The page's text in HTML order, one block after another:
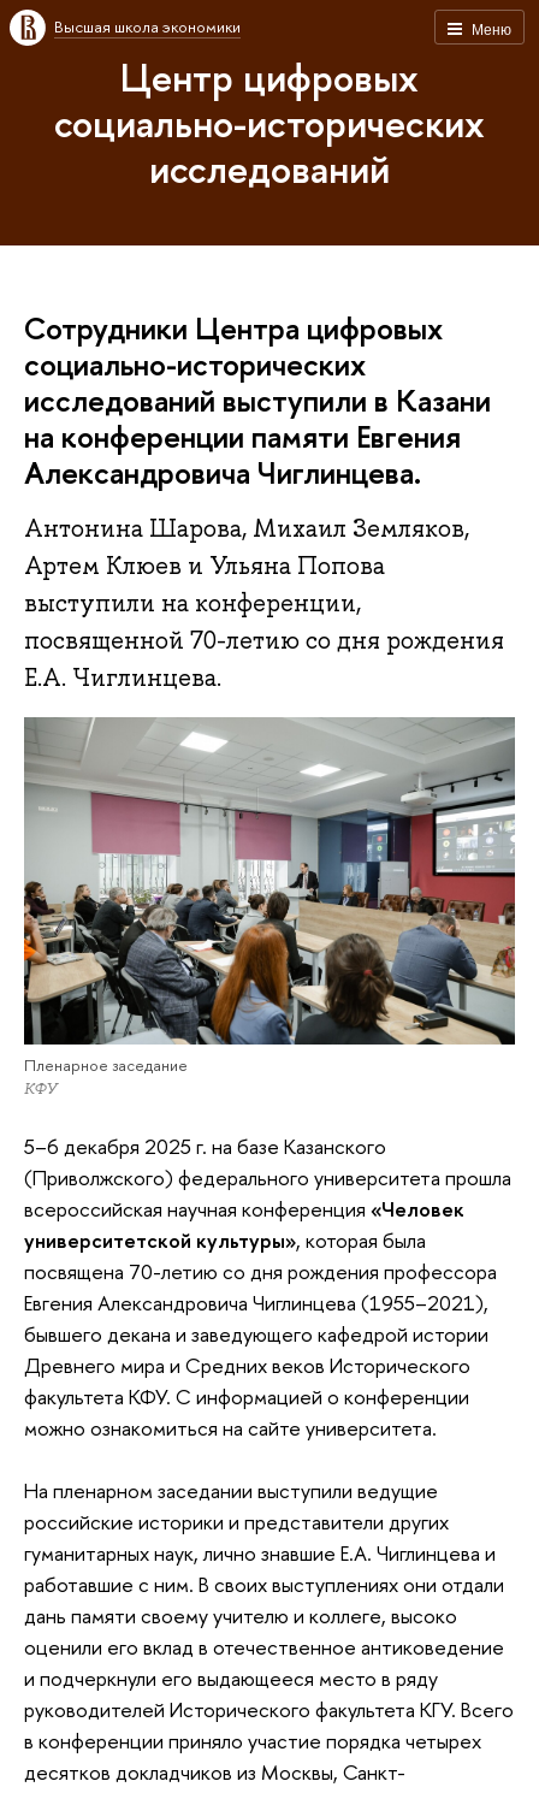
Меню
Высшая школа экономики
Центр цифровых
социально-исторических
исследований
Сотрудники Центра цифровых
социально-исторических
исследований выступили в Казани
на конференции памяти Евгения
Александровича Чиглинцева.
Антонина Шарова, Михаил Земляков,
Артем Клюев и Ульяна Попова
выступили на конференции,
посвященной 70-летию со дня рождения
Е.А. Чиглинцева.
Пленарное заседание
КФУ
5–6 декабря 2025 г. на базе Казанского
(Приволжского) федерального университета прошла
всероссийская научная конференция «Человек
университетской культуры», которая была
посвящена 70-летию со дня рождения профессора
Евгения Александровича Чиглинцева (1955–2021),
бывшего декана и заведующего кафедрой истории
Древнего мира и Средних веков Исторического
факультета КФУ. С информацией о конференции
можно ознакомиться на сайте университета.
На пленарном заседании выступили ведущие
российские историки и представители других
гуманитарных наук, лично знавшие Е.А. Чиглинцева и
работавшие с ним. В своих выступлениях они отдали
дань памяти своему учителю и коллеге, высоко
оценили его вклад в отечественное антиковедение
и подчеркнули его выдающееся место в ряду
руководителей Исторического факультета КГУ. Всего
в конференции приняло участие порядка четырех
десятков докладчиков из Москвы, Санкт-